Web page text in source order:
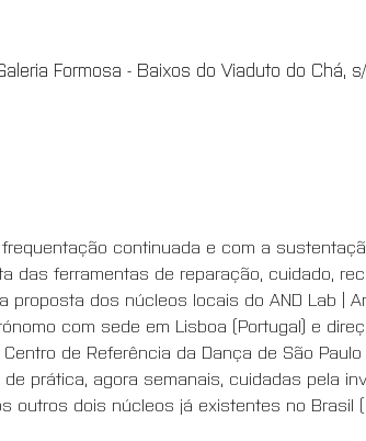
Formosa - Baixos do Viaduto do Chá,
continuada e com a
das ferramentas de reparação, cuidado,
proposta dos núcleos locais do AND Lab |
com sede em Lisboa (Portugal) e
de Referência da Dança de São Paulo
prática, agora semanais, cuidadas pela
outros dois núcleos já existentes no Brasil